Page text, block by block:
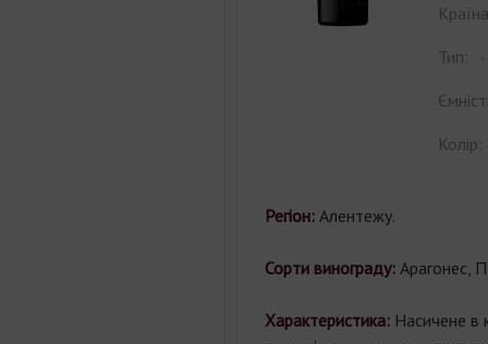
Тип:
Колір:
Регіон: Алентежу.
Сорти винограду: Арагонес,
Характеристика: Насичене в